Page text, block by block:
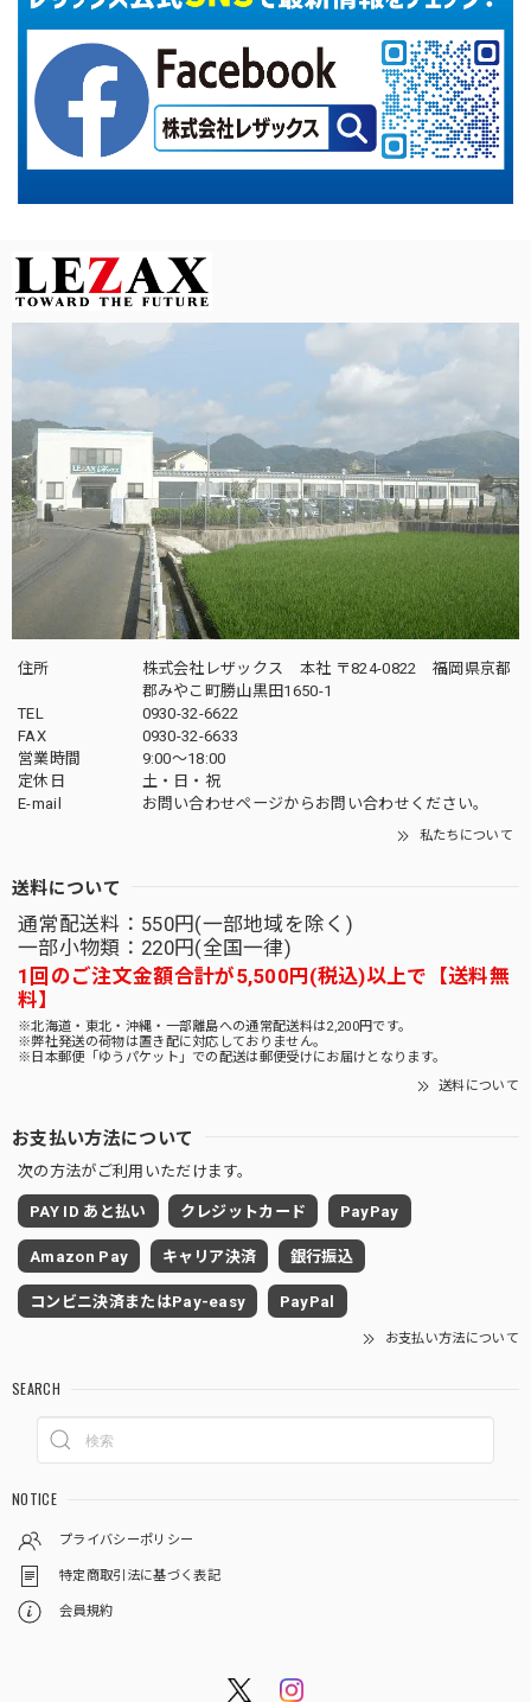
住所
株式会社レザックス 本社 〒824-0822 福岡県京都
郡みやこ町勝山黒田1650-1
TEL
0930-32-6622
FAX
0930-32-6633
営業時間
9:00〜18:00
定休日
土・日・祝
E-mail
お問い合わせページからお問い合わせください。
私たちについて
送料について
通常配送料：550円(一部地域を除く)
一部小物類：220円(全国一律)
1回のご注文金額合計が5,500円(税込)以上で【送料無
料】
※北海道・東北・沖縄・一部離島への通常配送料は2,200円です。
※弊社発送の荷物は置き配に対応しておりません。
※日本郵便「ゆうパケット」での配送は郵便受けにお届けとなります。
送料について
お支払い方法について
次の方法がご利用いただけます。
PAY ID あと払い クレジットカード PayPay
Amazon Pay キャリア決済 銀行振込
コンビニ決済またはPay-easy PayPal
お支払い方法について
SEARCH
NOTICE
プライバシーポリシー
特定商取引法に基づく表記
会員規約